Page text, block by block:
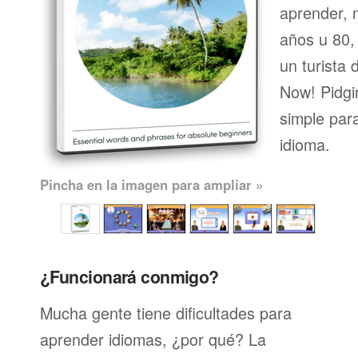
aprender,
años u
un turista
Now!
simple
idioma.
Pincha en la imagen para ampliar »
¿Funcionará conmigo?
Mucha gente tiene dificultades para
aprender idiomas, ¿por qué? La